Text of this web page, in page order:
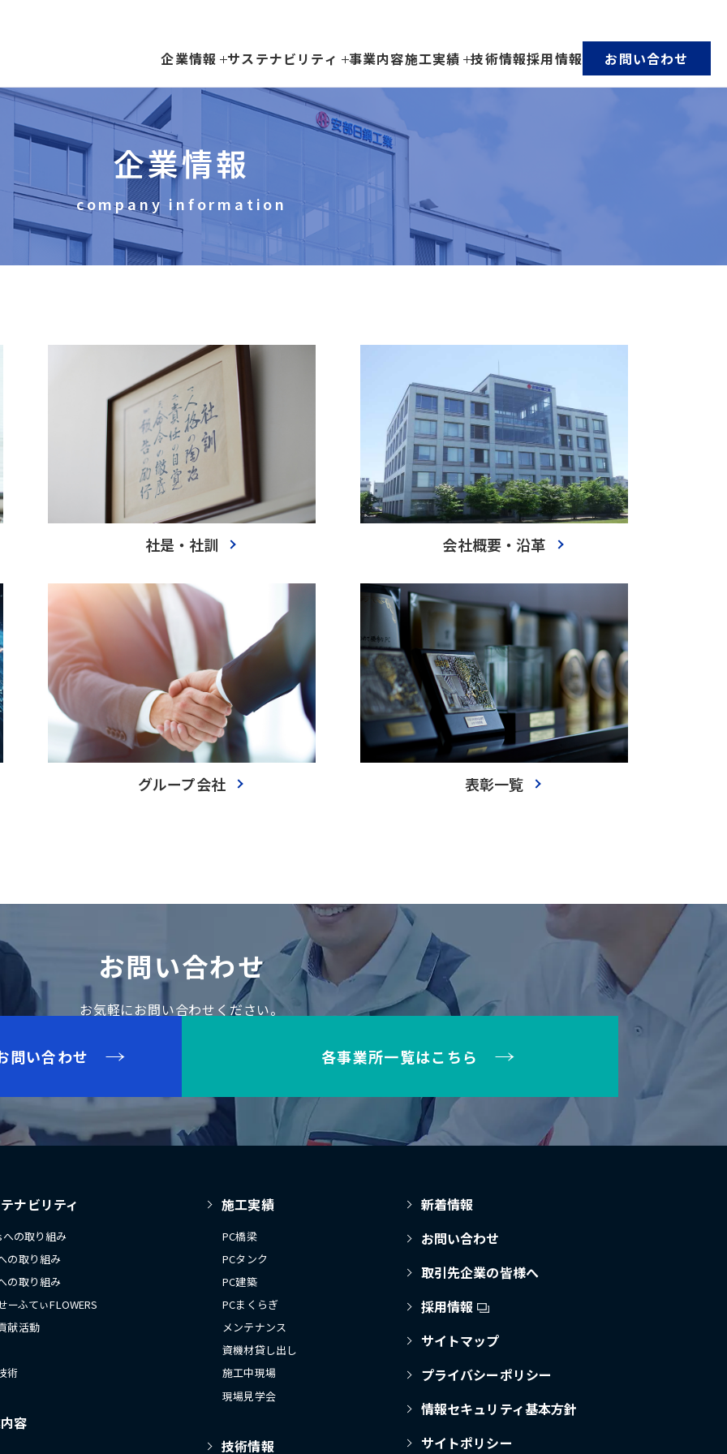
企業情報 サステナビリティ 事業内容施工実績 技術情報採用情報 お問い合わせ
企業情報
company information
社是・社訓 会社概要・沿革
グループ会社 表彰一覧
お問い合わせ
お気軽にお問い合わせください。
問い合わせ 各事業所一覧はこちら
ナビリティ
への取り組み
の取り組み
の取り組み
ーふてぃFLOWERS
献活動
術
容
施工実績
PC橋梁
PCタンク
PC建築
PCまくらぎ
メンテナンス
資機材貸し出し
施工中現場
現場見学会
技術情報
新着情報
お問い合わせ
取引先企業の皆様へ
採用情報
サイトマップ
プライバシーポリシー
情報セキュリティ基本方針
サイトポリシー